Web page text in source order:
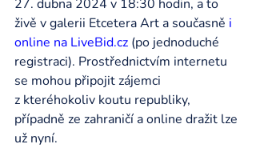
27. dubna 2024 v 18:30 hodin, a to
živě v galerii Etcetera Art a současně i
online na LiveBid.cz (po jednoduché
registraci). Prostřednictvím internetu
se mohou připojit zájemci
z kteréhokoliv koutu republiky,
případně ze zahraničí a online dražit lze
už nyní.